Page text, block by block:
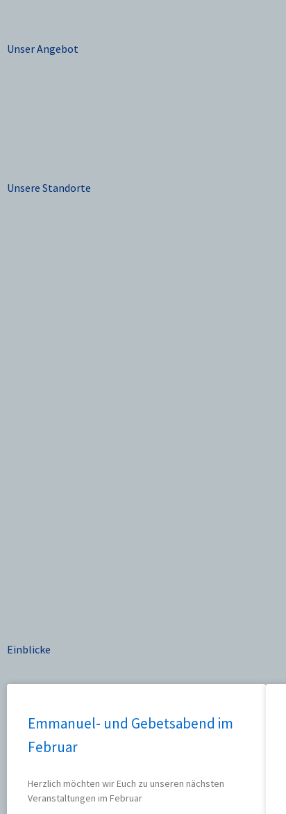
Unser Angebot
Unsere Standorte
Einblicke
Emmanuel- und Gebetsabend im
Februar
Herzlich möchten wir Euch zu unseren nächsten
Veranstaltungen im Februar